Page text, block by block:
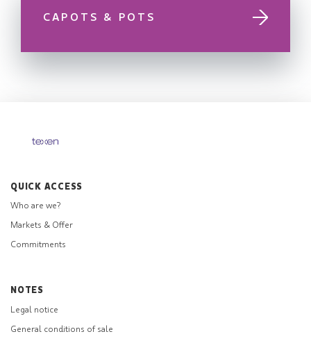
CAPOTS & POTS
QUICK ACCESS
Who are we?
Markets & Offer
Commitments
NOTES
Legal notice
General conditions of sale